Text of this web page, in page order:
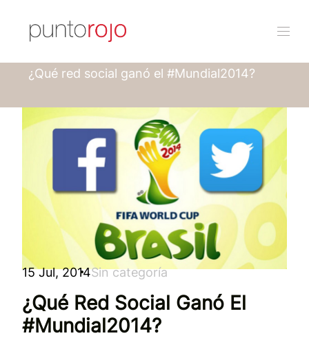
¿Qué red social ganó el #Mundial2014?
15 Jul, 2014Sin categoría
¿Qué Red Social Ganó El
#Mundial2014?